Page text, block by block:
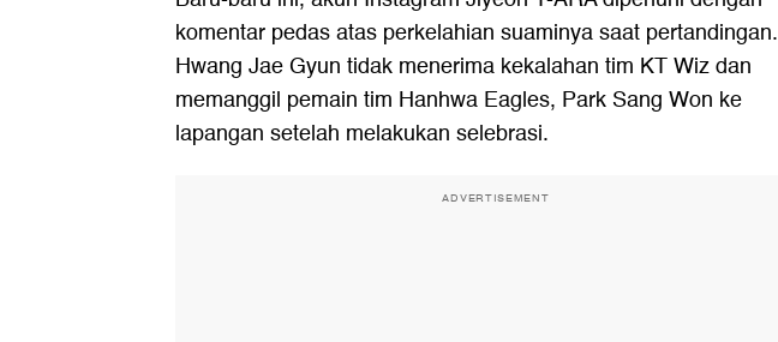
komentar pedas atas perkelahian suaminya saat pertandingan.
Hwang Jae Gyun tidak menerima kekalahan tim KT Wiz dan
memanggil pemain tim Hanhwa Eagles, Park Sang Won ke
lapangan setelah melakukan selebrasi.
ADVERTISEMENT